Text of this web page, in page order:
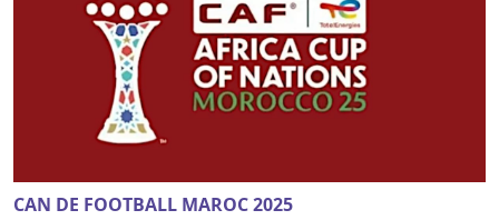
CAN DE FOOTBALL MAROC 2025